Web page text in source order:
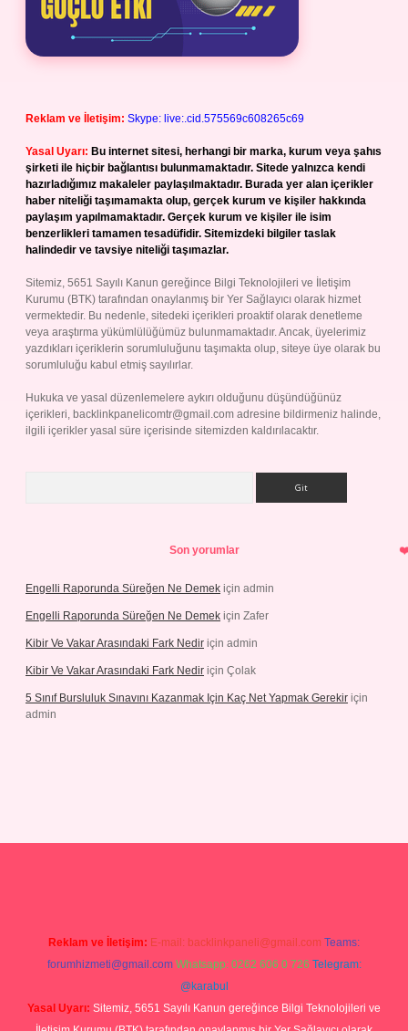
Reklam ve İletişim: Skype: live:.cid.575569c608265c69
Yasal Uyarı: Bu internet sitesi, herhangi bir marka, kurum veya şahıs
şirketi ile hiçbir bağlantısı bulunmamaktadır. Sitede yalnızca kendi
hazırladığımız makaleler paylaşılmaktadır. Burada yer alan içerikler
haber niteliği taşımamakta olup, gerçek kurum ve kişiler hakkında
paylaşım yapılmamaktadır. Gerçek kurum ve kişiler ile isim
benzerlikleri tamamen tesadüfidir. Sitemizdeki bilgiler taslak
halindedir ve tavsiye niteliği taşımazlar.
Sitemiz, 5651 Sayılı Kanun gereğince Bilgi Teknolojileri ve İletişim
Kurumu (BTK) tarafından onaylanmış bir Yer Sağlayıcı olarak hizmet
vermektedir. Bu nedenle, sitedeki içerikleri proaktif olarak denetleme
veya araştırma yükümlülüğümüz bulunmamaktadır. Ancak, üyelerimiz
yazdıkları içeriklerin sorumluluğunu taşımakta olup, siteye üye olarak bu
sorumluluğu kabul etmiş sayılırlar.
Hukuka ve yasal düzenlemelere aykırı olduğunu düşündüğünüz
içerikleri, backlinkpanelicomtr@gmail.com adresine bildirmeniz halinde,
ilgili içerikler yasal süre içerisinde sitemizden kaldırılacaktır.
Son yorumlar
Engelli Raporunda Süreğen Ne Demek için admin
Engelli Raporunda Süreğen Ne Demek için Zafer
Kibir Ve Vakar Arasındaki Fark Nedir için admin
Kibir Ve Vakar Arasındaki Fark Nedir için Çolak
5 Sınıf Bursluluk Sınavını Kazanmak Için Kaç Net Yapmak Gerekir için
admin
Reklam ve İletişim: E-mail: backlinkpaneli@gmail.com Teams:
forumhizmeti@gmail.com Whatsapp: 0262 606 0 726 Telegram:
@karabul
Yasal Uyarı: Sitemiz, 5651 Sayılı Kanun gereğince Bilgi Teknolojileri ve